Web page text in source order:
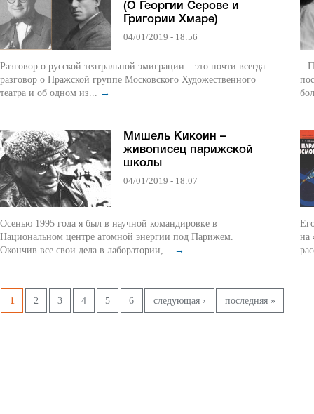
(О Георгии Серове и
Григории Хмаре)
04/01/2019 - 18:56
Разговор о русской театральной эмиграции – это почти всегда
разговор о Пражской группе Московского Художественного
театра и об одном из... →
Мишель Кикоин –
живописец парижской
школы
04/01/2019 - 18:07
Осенью 1995 года я был в научной командировке в
Национальном центре атомной энергии под Парижем.
Окончив все свои дела в лаборатории,... →
–
на
Pages
1 2 3 4 5 6 следующая › последняя »